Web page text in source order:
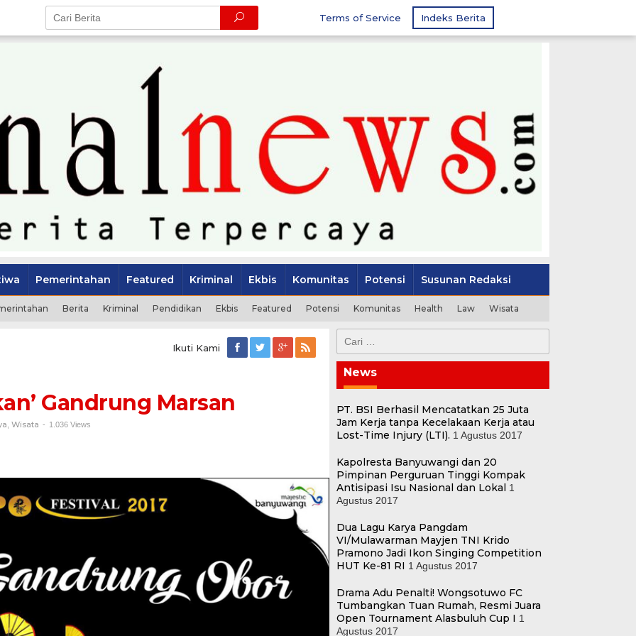
Terms of Service Indeks Berita
Pemerintahan Featured Kriminal Ekbis Komunitas Potensi Susunan Redaksi
Berita Kriminal Pendidikan Ekbis Featured Potensi Komunitas Health Law Wisata
Ikuti Kami
Gandrung Marsan
Wisata - 1.036 Views
untuk:
News
PT. BSI Berhasil Mencatatkan 25 Juta
Jam Kerja tanpa Kecelakaan Kerja atau
Lost-Time Injury (LTI). 1 Agustus 2017
Kapolresta Banyuwangi dan 20
Pimpinan Perguruan Tinggi Kompak
Antisipasi Isu Nasional dan Lokal 1
Agustus 2017
Dua Lagu Karya Pangdam
VI/Mulawarman Mayjen TNI Krido
Pramono Jadi Ikon Singing Competition
HUT Ke-81 RI 1 Agustus 2017
Drama Adu Penalti! Wongsotuwo FC
Tumbangkan Tuan Rumah, Resmi Juara
Open Tournament Alasbuluh Cup I 1
Agustus 2017